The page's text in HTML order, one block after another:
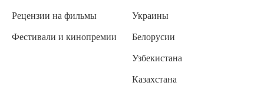
Рецензии на фильмы
Фестивали и кинопремии
Украины
Белорусии
Узбекистана
Казахстана